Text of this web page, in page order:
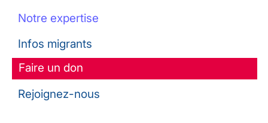
Notre expertise
Infos migrants
Faire un don
Rejoignez-nous